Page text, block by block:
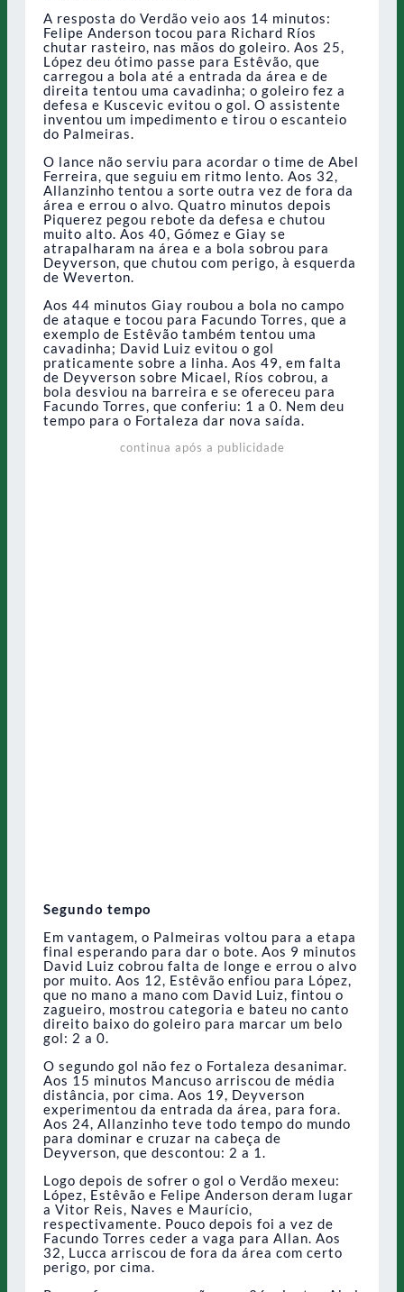
A resposta do Verdão veio aos 14 minutos:
Felipe Anderson tocou para Richard Ríos
chutar rasteiro, nas mãos do goleiro. Aos 25,
López deu ótimo passe para Estêvão, que
carregou a bola até a entrada da área e de
direita tentou uma cavadinha; o goleiro fez a
defesa e Kuscevic evitou o gol. O assistente
inventou um impedimento e tirou o escanteio
do Palmeiras.
O lance não serviu para acordar o time de Abel
Ferreira, que seguiu em ritmo lento. Aos 32,
Allanzinho tentou a sorte outra vez de fora da
área e errou o alvo. Quatro minutos depois
Piquerez pegou rebote da defesa e chutou
muito alto. Aos 40, Gómez e Giay se
atrapalharam na área e a bola sobrou para
Deyverson, que chutou com perigo, à esquerda
de Weverton.
Aos 44 minutos Giay roubou a bola no campo
de ataque e tocou para Facundo Torres, que a
exemplo de Estêvão também tentou uma
cavadinha; David Luiz evitou o gol
praticamente sobre a linha. Aos 49, em falta
de Deyverson sobre Micael, Ríos cobrou, a
bola desviou na barreira e se ofereceu para
Facundo Torres, que conferiu: 1 a 0. Nem deu
tempo para o Fortaleza dar nova saída.
continua após a publicidade
Segundo tempo
Em vantagem, o Palmeiras voltou para a etapa
final esperando para dar o bote. Aos 9 minutos
David Luiz cobrou falta de longe e errou o alvo
por muito. Aos 12, Estêvão enfiou para López,
que no mano a mano com David Luiz, fintou o
zagueiro, mostrou categoria e bateu no canto
direito baixo do goleiro para marcar um belo
gol: 2 a 0.
O segundo gol não fez o Fortaleza desanimar.
Aos 15 minutos Mancuso arriscou de média
distância, por cima. Aos 19, Deyverson
experimentou da entrada da área, para fora.
Aos 24, Allanzinho teve todo tempo do mundo
para dominar e cruzar na cabeça de
Deyverson, que descontou: 2 a 1.
Logo depois de sofrer o gol o Verdão mexeu:
López, Estêvão e Felipe Anderson deram lugar
a Vitor Reis, Naves e Maurício,
respectivamente. Pouco depois foi a vez de
Facundo Torres ceder a vaga para Allan. Aos
32, Lucca arriscou de fora da área com certo
perigo, por cima.